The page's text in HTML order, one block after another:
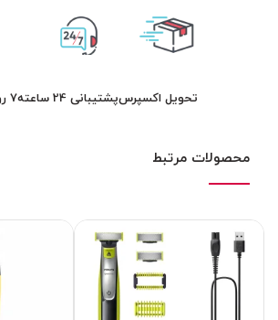
تحویل اکسپرسپشتیبانی 24 ساعته 7 روز ضمانت
محصولات مرتبط